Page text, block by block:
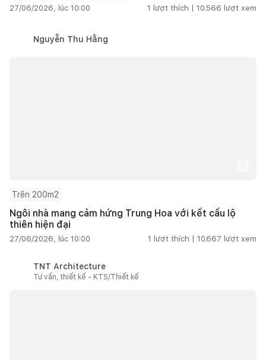
27/06/2026, lúc 10:00 1 lượt thích | 10.566 lượt xem
Nguyễn Thu Hằng
Trên 200m2
Ngôi nhà mang cảm hứng Trung Hoa với kết cấu lộ
thiên hiện đại
27/06/2026, lúc 10:00 1 lượt thích | 10.667 lượt xem
TNT Architecture
Tư vấn, thiết kế - KTS/Thiết kế